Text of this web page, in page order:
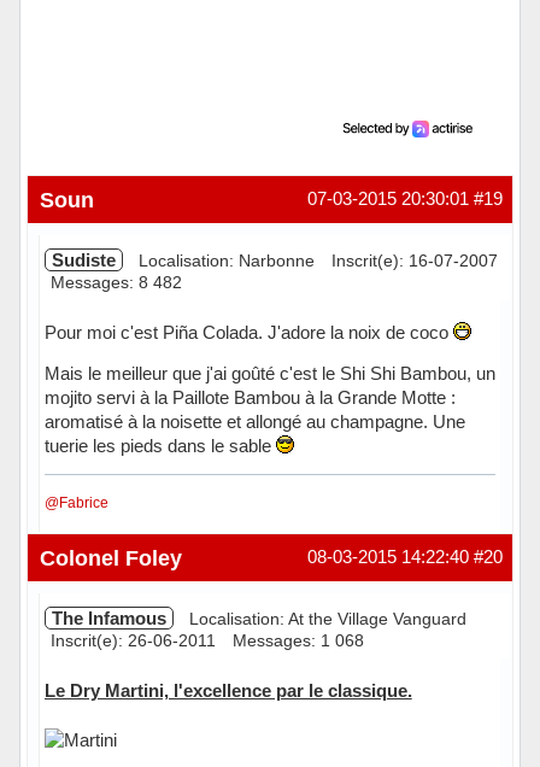
#19
07-03-2015 20:30:01
Soun
Sudiste Localisation: Narbonne
Inscrit(e): 16-07-2007
Messages: 8 482
Pour moi c'est Piña Colada. J'adore la noix de coco
Mais le meilleur que j'ai goûté c'est le Shi Shi Bambou, un
mojito servi à la Paillote Bambou à la Grande Motte :
aromatisé à la noisette et allongé au champagne. Une
tuerie les pieds dans le sable
@Fabrice
Hors ligne #20
08-03-2015 14:22:40
Colonel Foley
The Infamous
Localisation: At the Village Vanguard
Inscrit(e): 26-06-2011
Messages: 1 068
Le Dry Martini, l'excellence par le classique.